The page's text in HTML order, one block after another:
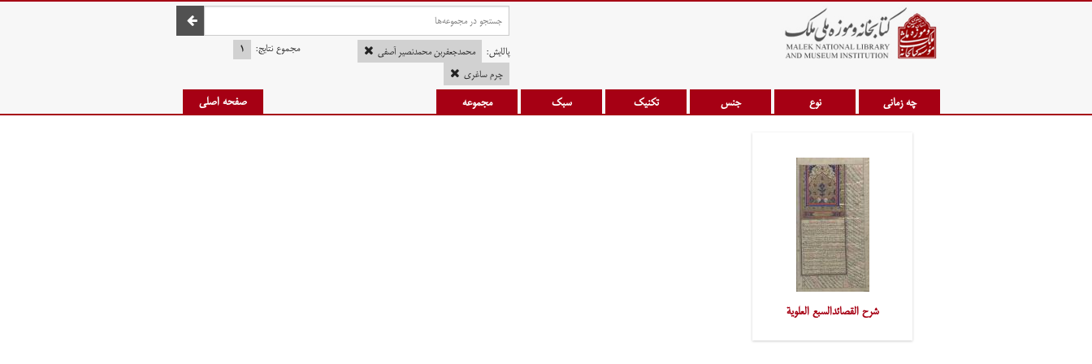
صفحه اصلی
پالایش:
محمدجعفربن محمدنصیر آصفی
چرم ساغری
مجموع نتایج: ۱
چه زمانی نوع جنس تکنیک سبک مجموعه صفحه اصلی
شرح القصائدالسبع العلویة